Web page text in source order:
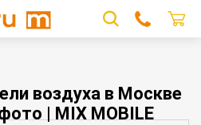
воздуха в Москве
| MIX MOBILE